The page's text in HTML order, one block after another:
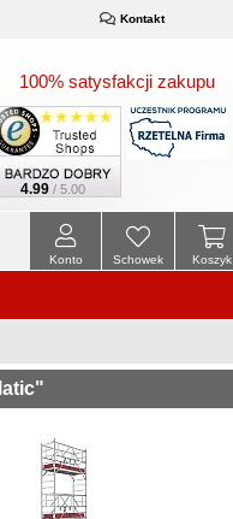
Kontakt
100% satysfakcji zakupu
4.99 / 5.00
Koszyk
Schowek
Konto